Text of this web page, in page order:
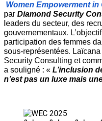
Women Empowerment in
par Diamond Security
leaders du secteur, des
gouvernementaux.
participation des femmes
sous-représentées. Laïcana
Security Consulting et
a souligné : « L’inclusion
n’est pas un luxe mais